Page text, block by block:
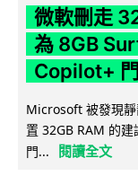
微軟刪走
為 8GB
Copilot+
Microsoft 被發現
置 32GB RAM 的
門...
閱讀全文